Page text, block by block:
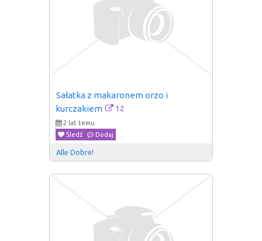
Sałatka z makaronem orzo i
kurczakiem
12
2 lat temu
Śledź
Dodaj
Alle Dobre!